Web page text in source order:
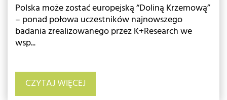
Polska może zostać europejską “Doliną Krzemową”
– ponad połowa uczestników najnowszego
badania zrealizowanego przez K+Research we
wsp...
CZYTAJ WIĘCEJ